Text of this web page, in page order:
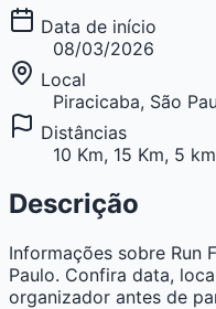
Data de início
08/03/2026
Local
Piracicaba, São
Distâncias
10 Km, 15 Km, 5 km
Descrição
Informações sobre Run
Paulo. Confira data,
organizador antes de